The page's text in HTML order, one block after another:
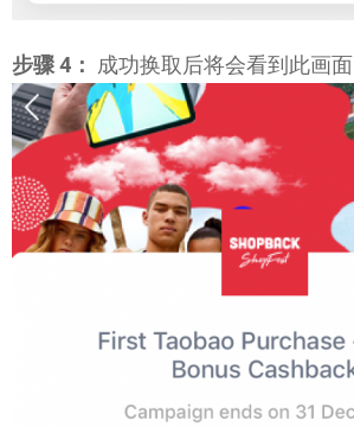
步骤 4： 成功换取后将会看到此画面